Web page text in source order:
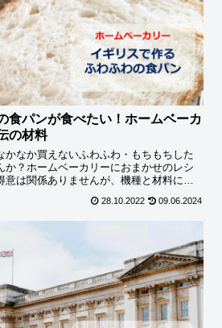
食パンが食べたい！ホームベーカ
の材料
かなか買えないふわふわ・もちもちした
か？ホームベーカリーにおまかせのレシ
意は関係ありませんが、機種と材料にこ
28.10.2022 09.06.2024